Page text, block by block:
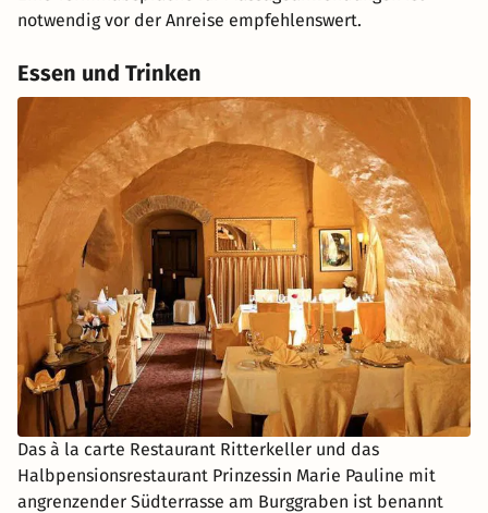
notwendig vor der Anreise empfehlenswert.
Essen und Trinken
Das à la carte Restaurant Ritterkeller und das
Halbpensionsrestaurant Prinzessin Marie Pauline mit
angrenzender Südterrasse am Burggraben ist benannt